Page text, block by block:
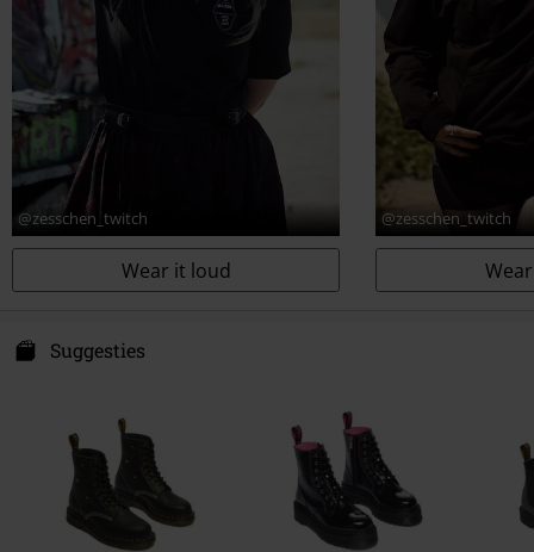
@zesschen_twitch
Wear it loud
@zesschen_twitch
Suggesties